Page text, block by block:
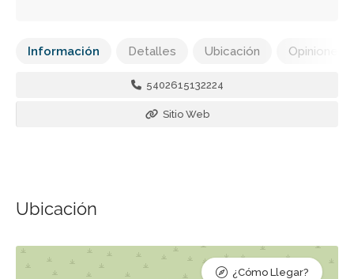
Información Detalles Ubicación Opiniones
5402615132224
Sitio Web
Ubicación
¿Cómo Llegar?